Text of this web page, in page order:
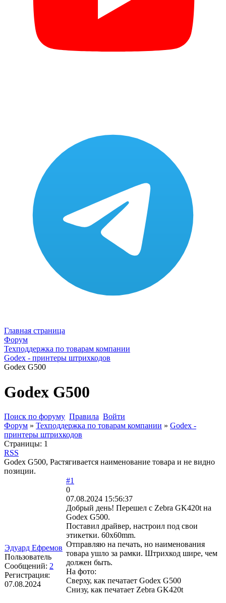
Главная страница
Форум
Техподдержка по товарам компании
Godex - принтеры штрихкодов
Godex G500
Godex G500
Поиск по форуму Правила Войти
Форум » Техподдержка по товарам компании » Godex -
принтеры штрихкодов
Страницы: 1
RSS
Godex G500, Растягивается наименование товара и не видно
позиции.
Эдуард Ефремов
Пользователь
Сообщений: 2
Регистрация:
07.08.2024
#1
0
07.08.2024 15:56:37
Добрый день! Перешел с Zebra GK420t на
Godex G500.
Поставил драйвер, настроил под свои
этикетки. 60x60mm.
Отправляю на печать, но наименования
товара ушло за рамки. Штрихкод шире, чем
должен быть.
На фото:
Сверху, как печатает Godex G500
Снизу, как печатает Zebra GK420t